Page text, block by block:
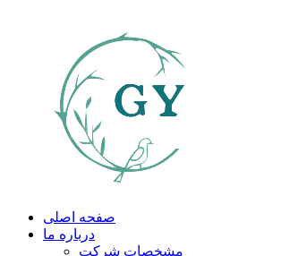
صفحه اصلی
درباره ما
مشخصات شرکت